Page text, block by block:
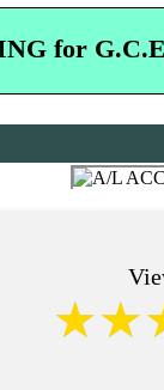
for